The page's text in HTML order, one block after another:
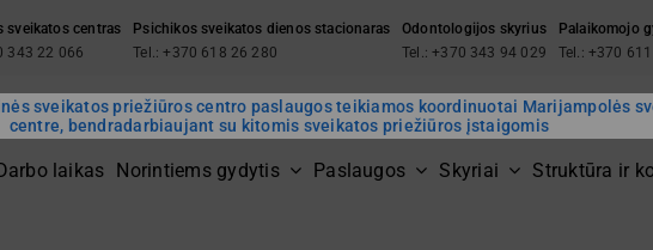
sveikatos centras
343 22 066
Psichikos sveikatos dienos stacionaras
Tel.: +370 618 26 280
Odontologijos skyrius
Tel.: +370 343 94 029
Palaikomojo
Tel.: +370
sveikatos priežiūros centro paslaugos teikiamos koordinuotai Marijampolės
centre, bendradarbiaujant su kitomis sveikatos priežiūros įstaigomis
laikas Norintiems gydytis Paslaugos Skyriai Struktūra ir